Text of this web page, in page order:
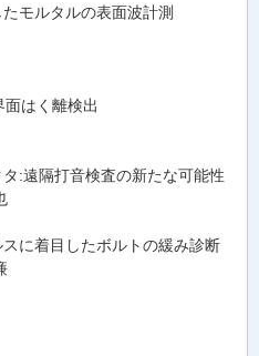
モルタルの表面波計測
はく離検出
:遠隔打音検査の新たな可能性
に着目したボルトの緩み診断